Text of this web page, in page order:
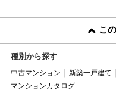
こ
種別から探す
中古マンション 新築一戸建て
マンションカタログ